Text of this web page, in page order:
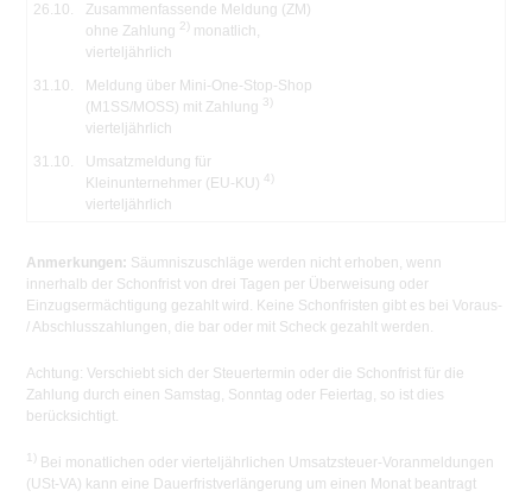
26.10.
Zusammenfassende Meldung (ZM)
ohne Zahlung 2) monatlich,
vierteljährlich
31.10.
Meldung über Mini-One-Stop-Shop
(M1SS/MOSS) mit Zahlung 3)
vierteljährlich
31.10.
Umsatzmeldung für
Kleinunternehmer (EU-KU) 4)
vierteljährlich
Anmerkungen: Säumniszuschläge werden nicht erhoben, wenn
innerhalb der Schonfrist von drei Tagen per Überweisung oder
Einzugsermächtigung gezahlt wird. Keine Schonfristen gibt es bei Voraus-
/ Abschlusszahlungen, die bar oder mit Scheck gezahlt werden.
Achtung: Verschiebt sich der Steuertermin oder die Schonfrist für die
Zahlung durch einen Samstag, Sonntag oder Feiertag, so ist dies
berücksichtigt.
1) Bei monatlichen oder vierteljährlichen Umsatzsteuer-Voranmeldungen
(USt-VA) kann eine Dauerfristverlängerung um einen Monat beantragt